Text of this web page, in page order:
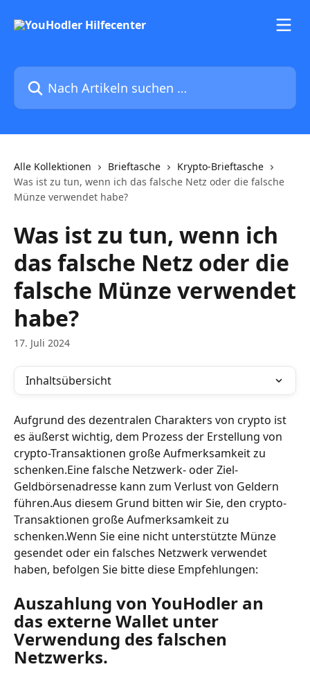
Nach Artikeln suchen …
Alle Kollektionen Brieftasche
Krypto-Brieftasche
Was ist zu tun, wenn ich das falsche Netz oder die falsche
Münze verwendet habe?
Was ist zu tun, wenn ich
das falsche Netz oder die
falsche Münze verwendet
habe?
17. Juli 2024
Inhaltsübersicht
Aufgrund des dezentralen Charakters von crypto ist
es äußerst wichtig, dem Prozess der Erstellung von
crypto-Transaktionen große Aufmerksamkeit zu
schenken.Eine falsche Netzwerk- oder Ziel-
Geldbörsenadresse kann zum Verlust von Geldern
führen.Aus diesem Grund bitten wir Sie, den crypto-
Transaktionen große Aufmerksamkeit zu
schenken.Wenn Sie eine nicht unterstützte Münze
gesendet oder ein falsches Netzwerk verwendet
haben, befolgen Sie bitte diese Empfehlungen:
Auszahlung von YouHodler an
das externe Wallet unter
Verwendung des falschen
Netzwerks.